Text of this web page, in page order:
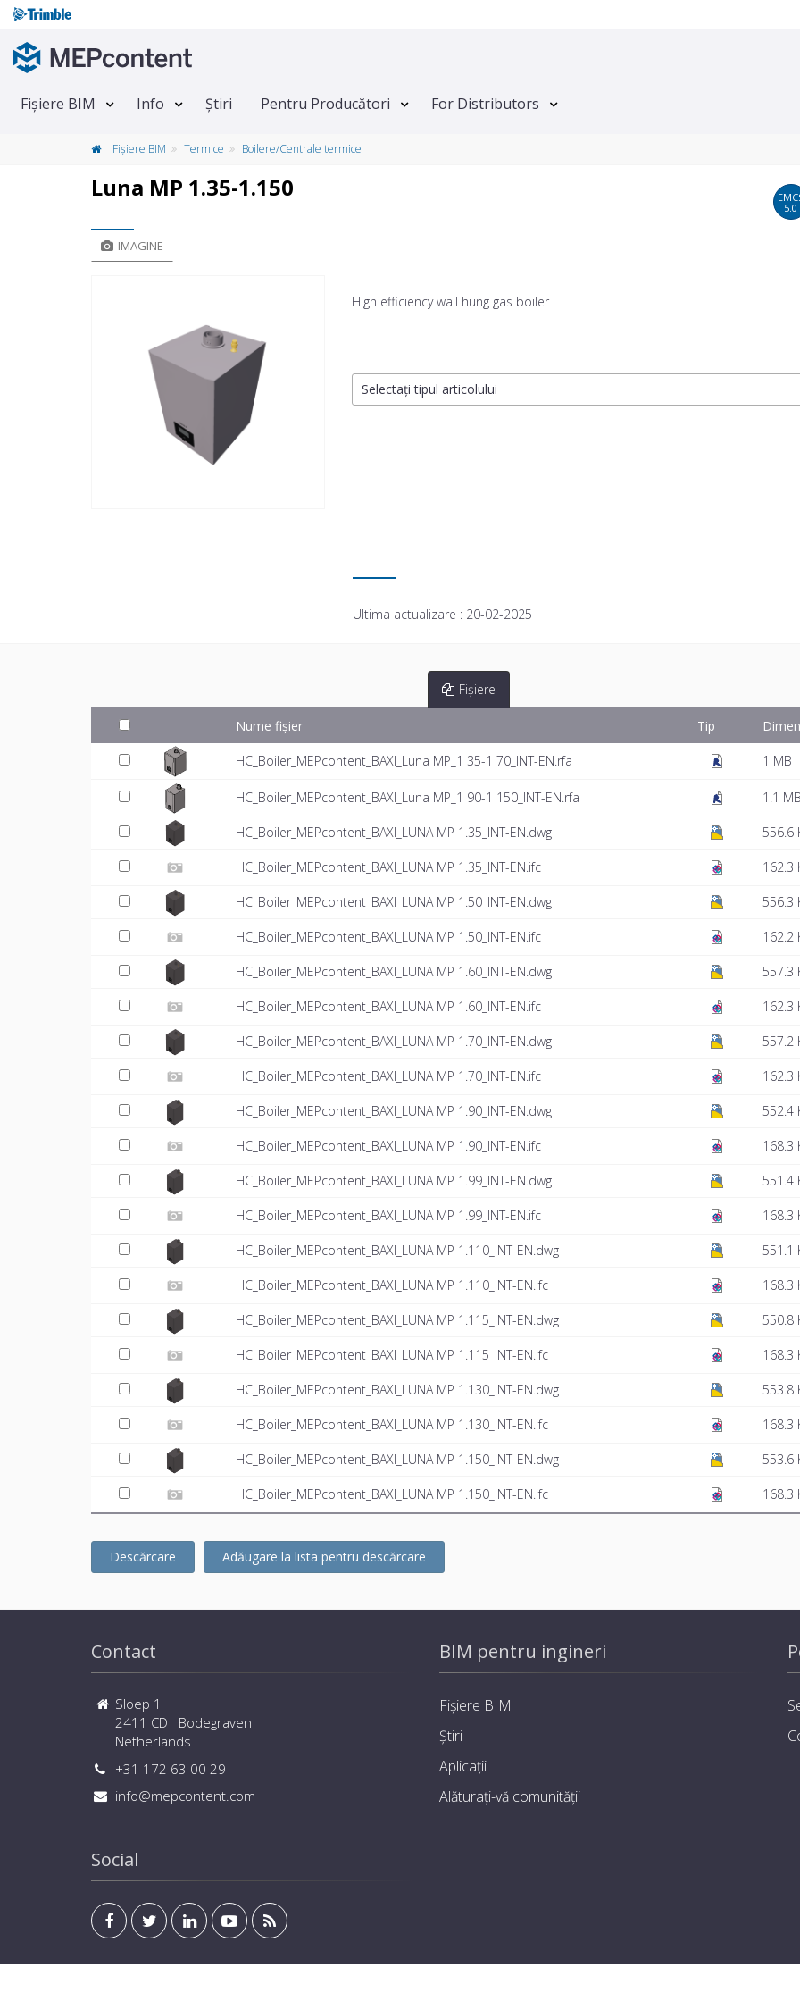
Fișiere BIM Info Știri Pentru Producători For Distributors
Fișiere BIM Termice Boilere/Centrale termice
Luna MP 1.35-1.150
5.0
IMAGINE
High efficiency wall hung gas boiler
Selectați tipul articolului
Ultima actualizare : 20-02-2025
Fișiere
Nume fișier Tip
HC_Boiler_MEPcontent_BAXI_Luna MP_1 35-1 70_INT-EN.rfa 1 MB
HC_Boiler_MEPcontent_BAXI_Luna MP_1 90-1 150_INT-EN.rfa 1.1 MB
HC_Boiler_MEPcontent_BAXI_LUNA MP 1.35_INT-EN.dwg 556.6
HC_Boiler_MEPcontent_BAXI_LUNA MP 1.35_INT-EN.ifc 162.3
HC_Boiler_MEPcontent_BAXI_LUNA MP 1.50_INT-EN.dwg 556.3
HC_Boiler_MEPcontent_BAXI_LUNA MP 1.50_INT-EN.ifc 162.2
HC_Boiler_MEPcontent_BAXI_LUNA MP 1.60_INT-EN.dwg 557.3
HC_Boiler_MEPcontent_BAXI_LUNA MP 1.60_INT-EN.ifc 162.3
HC_Boiler_MEPcontent_BAXI_LUNA MP 1.70_INT-EN.dwg 557.2
HC_Boiler_MEPcontent_BAXI_LUNA MP 1.70_INT-EN.ifc 162.3
HC_Boiler_MEPcontent_BAXI_LUNA MP 1.90_INT-EN.dwg 552.4
HC_Boiler_MEPcontent_BAXI_LUNA MP 1.90_INT-EN.ifc 168.3
HC_Boiler_MEPcontent_BAXI_LUNA MP 1.99_INT-EN.dwg 551.4
HC_Boiler_MEPcontent_BAXI_LUNA MP 1.99_INT-EN.ifc 168.3
HC_Boiler_MEPcontent_BAXI_LUNA MP 1.110_INT-EN.dwg 551.1
HC_Boiler_MEPcontent_BAXI_LUNA MP 1.110_INT-EN.ifc 168.3
HC_Boiler_MEPcontent_BAXI_LUNA MP 1.115_INT-EN.dwg 550.8
HC_Boiler_MEPcontent_BAXI_LUNA MP 1.115_INT-EN.ifc 168.3
HC_Boiler_MEPcontent_BAXI_LUNA MP 1.130_INT-EN.dwg 553.8
HC_Boiler_MEPcontent_BAXI_LUNA MP 1.130_INT-EN.ifc 168.3
HC_Boiler_MEPcontent_BAXI_LUNA MP 1.150_INT-EN.dwg 553.6
HC_Boiler_MEPcontent_BAXI_LUNA MP 1.150_INT-EN.ifc 168.3
Descărcare Adăugare la lista pentru descărcare
Contact
Sloep 1
2411 CD Bodegraven
Netherlands
+31 172 63 00 29
info@mepcontent.com
Social
BIM pentru ingineri
Fișiere BIM
Știri
Aplicații
Alăturați-vă comunității